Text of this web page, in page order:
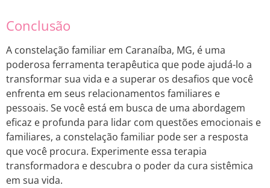
Conclusão
A constelação familiar em Caranaíba, MG, é uma
poderosa ferramenta terapêutica que pode ajudá-lo a
transformar sua vida e a superar os desafios que você
enfrenta em seus relacionamentos familiares e
pessoais. Se você está em busca de uma abordagem
eficaz e profunda para lidar com questões emocionais e
familiares, a constelação familiar pode ser a resposta
que você procura. Experimente essa terapia
transformadora e descubra o poder da cura sistêmica
em sua vida.